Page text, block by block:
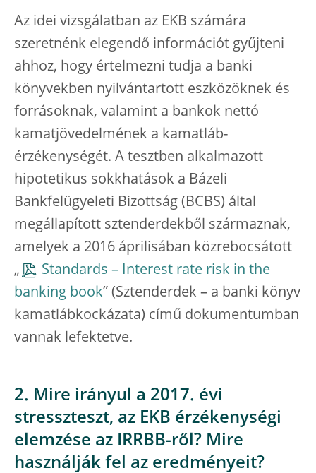
Az idei vizsgálatban az EKB számára
szeretnénk elegendő információt gyűjteni
ahhoz, hogy értelmezni tudja a banki
könyvekben nyilvántartott eszközöknek és
forrásoknak, valamint a bankok nettó
kamatjövedelmének a kamatláb-
érzékenységét. A tesztben alkalmazott
hipotetikus sokkhatások a Bázeli
Bankfelügyeleti Bizottság (BCBS) által
megállapított sztenderdekből származnak,
amelyek a 2016 áprilisában közrebocsátott
„
Standards – Interest rate risk in the
banking book” (Sztenderdek – a banki könyv
kamatlábkockázata) című dokumentumban
vannak lefektetve.
2. Mire irányul a 2017. évi
stresszteszt, az EKB érzékenységi
elemzése az IRRBB-ről? Mire
használják fel az eredményeit?